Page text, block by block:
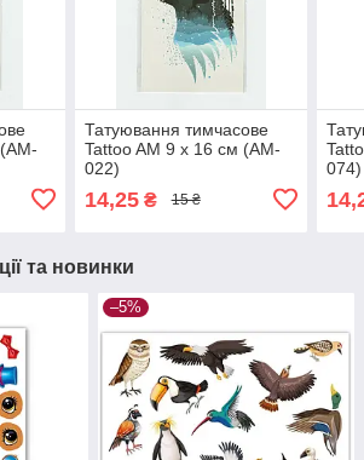
Татуювання тимчасове
Tattoo AM 9 х 16 см (AM-
022)
14,25₴ 15 ₴
074)
та новинки
–5%